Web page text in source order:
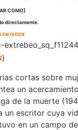
COMO]
directamente.
EN IVOOX
)
cortas sobre
un
de la muerte
escritor cuya
en un campo